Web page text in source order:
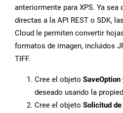
anteriormente para XPS. Ya
directas a la API REST o SDK,
Cloud le permiten convertir
formatos de imagen, incluidos
TIFF.
Cree el objeto SaveOption
deseado usando la
Cree el objeto Solicitud